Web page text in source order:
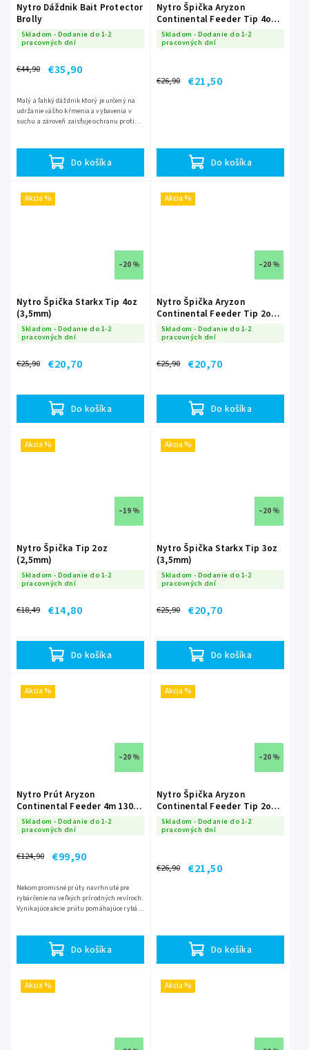
Nytro Dáždnik Bait Protector
Brolly
Skladom - Dodanie do 1-2
pracovných dní
€44,90 €35,90
Do košíka
Malý a ľahký dáždnik ktorý je určený na
udržanie vášho kŕmenia a vybavenia v
suchu a zároveň zaisťuje ochranu proti
Nytro Špička Aryzon
Continental Feeder Tip 4oz
(3,4mm)
Skladom - Dodanie do 1-2
pracovných dní
€26,90 €21,50
Do košíka
Akcia %
–20 %
Nytro Špička Starkx Tip 4oz
(3,5mm)
Skladom - Dodanie do 1-2
pracovných dní
€25,90 €20,70
Do košíka
Akcia %
–20 %
Nytro Špička Aryzon
Continental Feeder Tip 2oz
(3,4mm)
Skladom - Dodanie do 1-2
pracovných dní
€25,90 €20,70
Do košíka
Akcia %
–19 %
Nytro Špička Tip 2oz
(2,5mm)
Skladom - Dodanie do 1-2
pracovných dní
€18,49 €14,80
Do košíka
Akcia %
–20 %
Nytro Špička Starkx Tip 3oz
(3,5mm)
Skladom - Dodanie do 1-2
pracovných dní
€25,90 €20,70
Do košíka
Akcia %
–20 %
Nytro Prút Aryzon
Continental Feeder 4m 130g
3 diely
Skladom - Dodanie do 1-2
pracovných dní
€124,90 €99,90
Do košíka
Nekompromisné prúty navrhnuté pre
rybárčenie na veľkých prírodných revíroch.
Vynikajúce akcie prútu pomáhajúce rybári
Akcia %
–20 %
Nytro Špička Aryzon
Continental Feeder Tip 2oz
(3,4mm)
Skladom - Dodanie do 1-2
pracovných dní
€26,90 €21,50
Do košíka
Akcia % Akcia %